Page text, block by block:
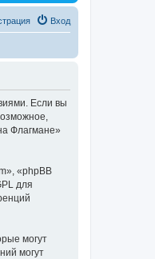
Вход
Если вы
Флагмане»
«phpBB
для
могут
могут